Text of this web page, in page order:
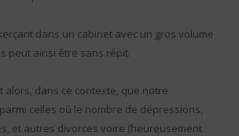
dans un cabinet avec un gros volume
peut ainsi être sans répit.
alors, dans ce contexte, que notre
celles où le nombre de dépressions,
et autres divorces voire (heureusement